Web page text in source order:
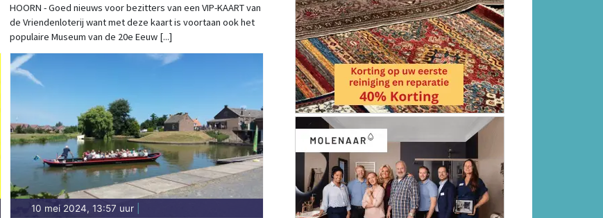
HOORN - Goed nieuws voor bezitters van een VIP-KAART van
de Vriendenloterij want met deze kaart is voortaan ook het
populaire Museum van de 20e Eeuw [...]
10 mei 2024, 13:57 uur|